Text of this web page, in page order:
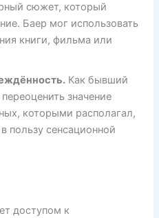
сюжет, который
Баер мог использовать
книги, фильма или
Как бывший
значение
которыми располагал,
пользу сенсационной
доступом к